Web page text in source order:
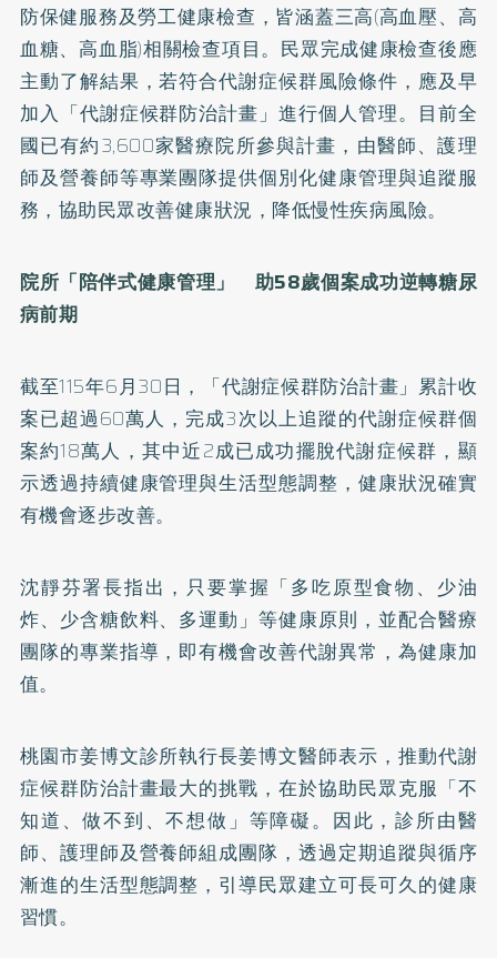
防保健服務及勞工健康檢查，皆涵蓋三高(高血壓、高
血糖、高血脂)相關檢查項目。民眾完成健康檢查後應
主動了解結果，若符合代謝症候群風險條件，應及早
加入「代謝症候群防治計畫」進行個人管理。目前全
國已有約3,600家醫療院所參與計畫，由醫師、護理
師及營養師等專業團隊提供個別化健康管理與追蹤服
務，協助民眾改善健康狀況，降低慢性疾病風險。
院所「陪伴式健康管理」 助58歲個案成功逆轉糖尿
病前期
截至115年6月30日，「代謝症候群防治計畫」累計收
案已超過60萬人，完成3次以上追蹤的代謝症候群個
案約18萬人，其中近2成已成功擺脫代謝症候群，顯
示透過持續健康管理與生活型態調整，健康狀況確實
有機會逐步改善。
沈靜芬署長指出，只要掌握「多吃原型食物、少油
炸、少含糖飲料、多運動」等健康原則，並配合醫療
團隊的專業指導，即有機會改善代謝異常，為健康加
值。
桃園市姜博文診所執行長姜博文醫師表示，推動代謝
症候群防治計畫最大的挑戰，在於協助民眾克服「不
知道、做不到、不想做」等障礙。因此，診所由醫
師、護理師及營養師組成團隊，透過定期追蹤與循序
漸進的生活型態調整，引導民眾建立可長可久的健康
習慣。